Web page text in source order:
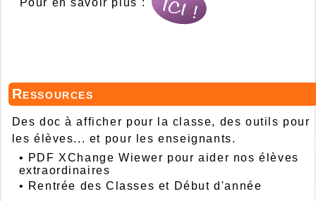
Ressources
Des doc à afficher pour la classe, des outils pour
les élèves... et pour les enseignants.
• PDF XChange Wiewer pour aider nos élèves
extraordinaires
• Rentrée des Classes et Début d'année